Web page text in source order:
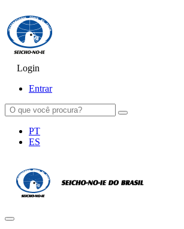
Login
Entrar
PT
ES